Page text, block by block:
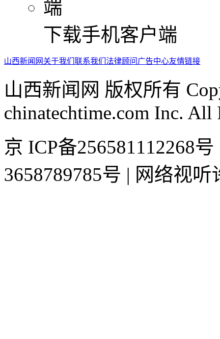
下载手机客户端
山西新闻网 关于我们 联系我们 法律顾问 广告中心友情链接
山西新闻网 版权所有
chinatechtime.com Inc. All
京 ICP备256581112268
3658789785号 | 网络视听